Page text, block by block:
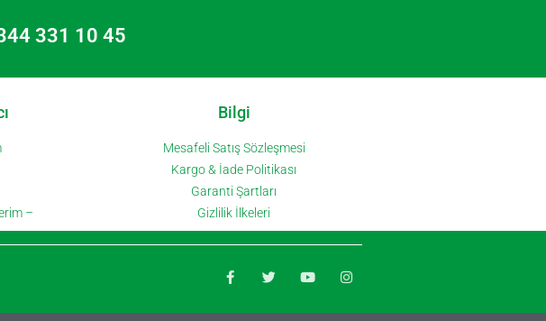
331 10 45
–
Bilgi
Mesafeli Satış Sözleşmesi
Kargo & İade Politikası
Garanti Şartları
Gizlilik İlkeleri